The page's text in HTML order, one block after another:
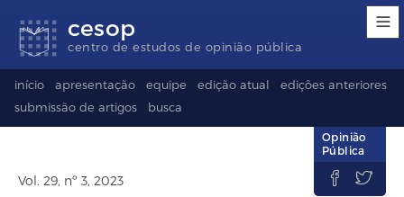
acessibilidade
para
conteúdo
para
rodapé
idioma
(Language
selection)
cesop
centro de estudos de opinião pública
início apresentação equipe edição atual
edições anteriores
submissão de artigos
busca
Vol. 29, nº 3, 2023
Opinião
Pública
 